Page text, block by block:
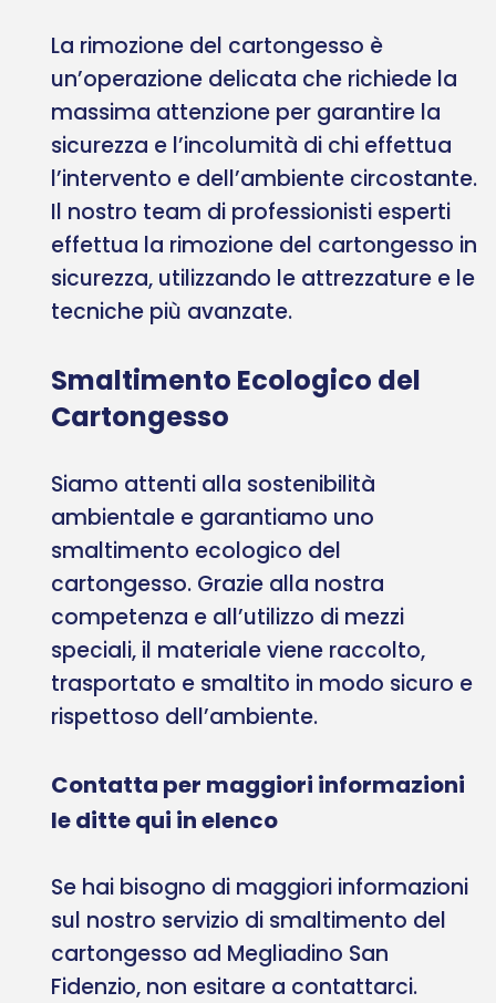
La rimozione del cartongesso è
un’operazione delicata che richiede la
massima attenzione per garantire la
sicurezza e l’incolumità di chi effettua
l’intervento e dell’ambiente circostante.
Il nostro team di professionisti esperti
effettua la rimozione del cartongesso in
sicurezza, utilizzando le attrezzature e le
tecniche più avanzate.
Smaltimento Ecologico del
Cartongesso
Siamo attenti alla sostenibilità
ambientale e garantiamo uno
smaltimento ecologico del
cartongesso. Grazie alla nostra
competenza e all’utilizzo di mezzi
speciali, il materiale viene raccolto,
trasportato e smaltito in modo sicuro e
rispettoso dell’ambiente.
Contatta per maggiori informazioni
le ditte qui in elenco
Se hai bisogno di maggiori informazioni
sul nostro servizio di smaltimento del
cartongesso ad Megliadino San
Fidenzio, non esitare a contattarci.